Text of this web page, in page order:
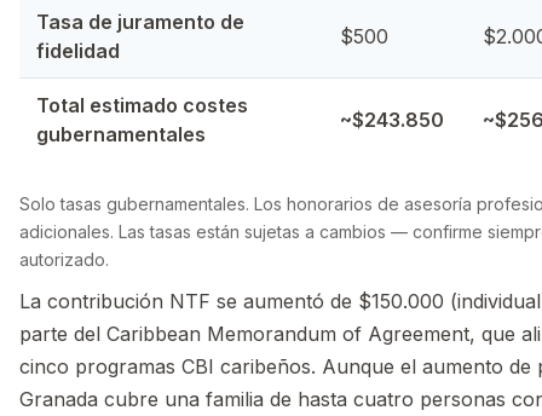
Tasa de juramento de
fidelidad
$500
Total estimado costes
gubernamentales
~$243.850
Solo tasas gubernamentales. Los honorarios de asesoría
adicionales. Las tasas están sujetas a cambios — confirme
autorizado.
La contribución NTF se aumentó de $150.000
parte del Caribbean Memorandum of Agreement, que
cinco programas CBI caribeños. Aunque el aumento
Granada cubre una familia de hasta cuatro personas